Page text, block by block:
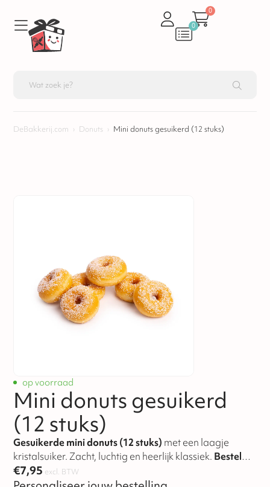
0
0
DeBakkerij.com › Donuts › Mini donuts gesuikerd (12 stuks)
op voorraad
Mini donuts gesuikerd
(12 stuks)
Gesuikerde mini donuts (12 stuks) met een laagje
kristalsuiker. Zacht, luchtig en heerlijk klassiek. Bestel
nu.
€7,95 excl. BTW